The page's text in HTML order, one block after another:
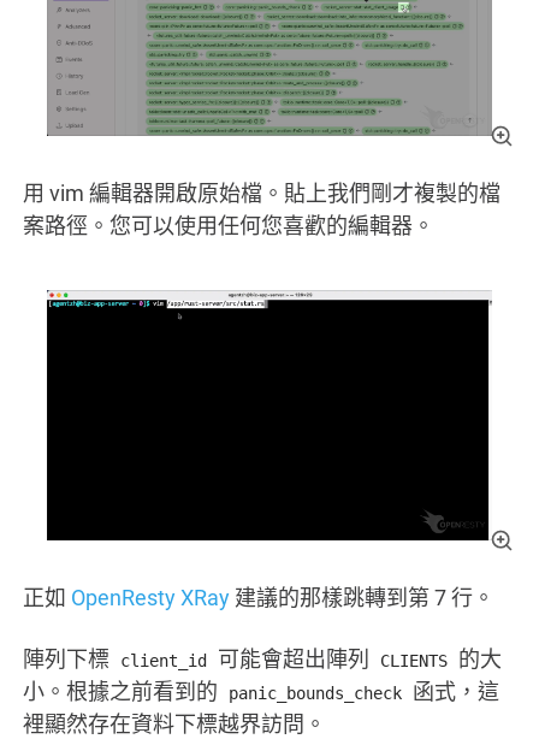
用 vim 編輯器開啟原始檔。貼上我們剛才複製的檔
案路徑。您可以使用任何您喜歡的編輯器。
正如 OpenResty XRay 建議的那樣跳轉到第 7 行。
陣列下標 client_id 可能會超出陣列 CLIENTS
的大
小。根據之前看到的
panic_bounds_check
函式，這
裡顯然存在資料下標越界訪問。